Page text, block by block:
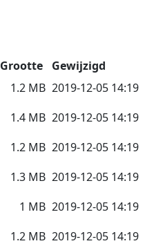
Grootte
Gewijzigd
1.2 MB 2019-12-05 14:19
1.4 MB 2019-12-05 14:19
1.2 MB 2019-12-05 14:19
1.3 MB 2019-12-05 14:19
1 MB 2019-12-05 14:19
1.2 MB 2019-12-05 14:19